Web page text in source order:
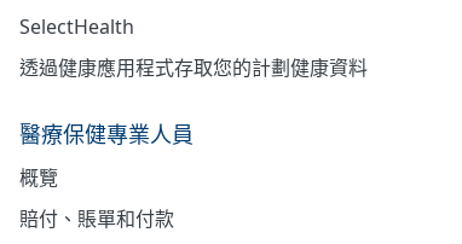
SelectHealth
透過健康應用程式存取您的計劃健康資料
醫療保健專業人員
概覽
賠付、賬單和付款